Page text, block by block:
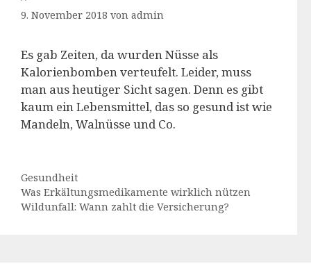
9. November 2018 von admin
Es gab Zeiten, da wurden Nüsse als
Kalorienbomben verteufelt. Leider, muss
man aus heutiger Sicht sagen. Denn es gibt
kaum ein Lebensmittel, das so gesund ist wie
Mandeln, Walnüsse und Co.
Kategorien
Gesundheit
Was Erkältungsmedikamente wirklich nützen
Wildunfall: Wann zahlt die Versicherung?